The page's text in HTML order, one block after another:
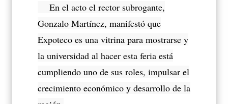
En el acto el rector subrogante,
Gonzalo Martínez, manifestó que
Expoteco es una vitrina para mostrarse y
la universidad al hacer esta feria está
cumpliendo uno de sus roles, impulsar el
crecimiento económico y desarrollo de la